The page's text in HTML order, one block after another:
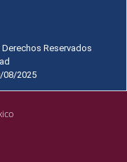
Reservados
08/2025